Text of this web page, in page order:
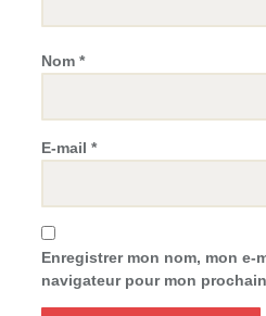
Nom *
E-mail *
Enregistrer mon nom, mon e-
navigateur pour mon